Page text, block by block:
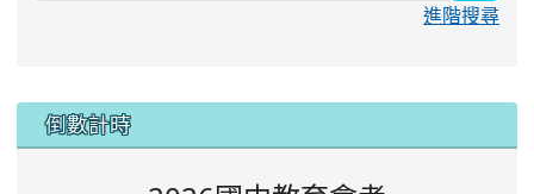
進階搜尋
::: 倒數計時